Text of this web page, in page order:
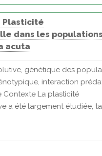
Plasticité
dans les
acuta
génétique des
interaction
La plasticité
a été largement étudiée,